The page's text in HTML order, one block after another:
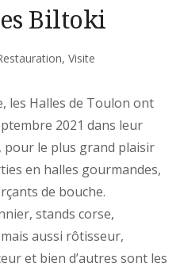
Biltoki
, Visite
les Halles de Toulon ont
2021 dans leur
pour le plus grand plaisir
en halles gourmandes,
de bouche.
stands corse,
aussi rôtisseur,
et bien d’autres sont les